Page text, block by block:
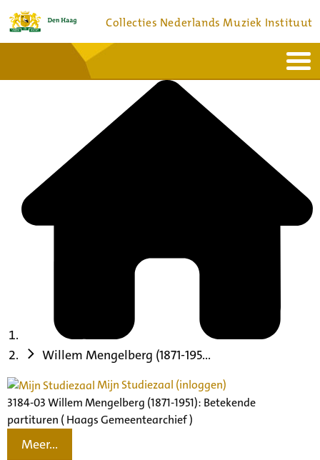
Collecties Nederlands Muziek Instituut
Bronnen en collecties
Willem Mengelberg (1871-195...
Mijn Studiezaal (inloggen)
3184-03 Willem Mengelberg (1871-1951): Betekende
partituren ( Haags Gemeentearchief )
Meer...